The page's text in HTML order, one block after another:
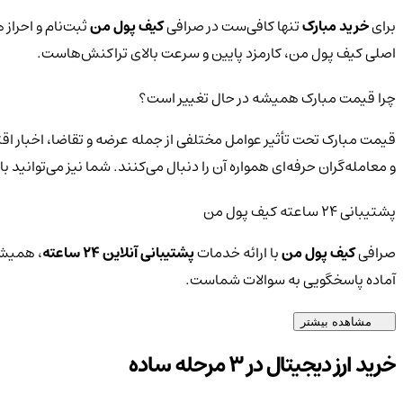
برایخرید مبارکتنها کافی‌ست در صرافیکیف پول منثبت‌نام و
اصلی کیف پول من، کارمزد پایین و سرعت بالای تراکنش‌هاست.
چرا قیمت مبارک همیشه در حال تغییر است؟
قیمت مبارک تحت تأثیر عوامل مختلفی از جمله عرضه و تقاضا،
و معامله‌گران حرفه‌ای همواره آن را دنبال می‌کنند. شما نیز
پشتیبانی ۲۴ ساعته کیف پول من
صرافیکیف پول منبا ارائه خدماتپشتیبانی آنلاین ۲۴ ساعته
،
آماده پاسخگویی به سوالات شماست.
مشاهده بیشتر
خرید ارز دیجیتال در 3 مرحله ساده